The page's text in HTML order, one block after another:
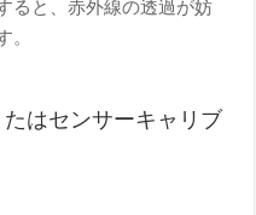
ると、赤外線の透過が妨
はセンサーキャリブ